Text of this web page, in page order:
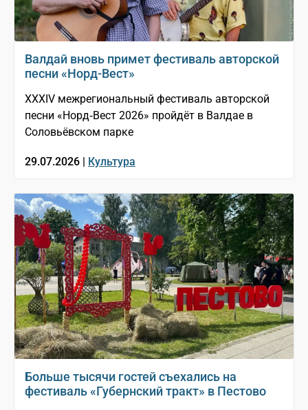
Валдай вновь примет фестиваль авторской
песни «Норд-Вест»
XXXIV межрегиональный фестиваль авторской
песни «Норд‑Вест 2026» пройдёт в Валдае в
Соловьёвском парке
29.07.2026 | Культура
Больше тысячи гостей съехались на
фестиваль «Губернский тракт» в Пестово